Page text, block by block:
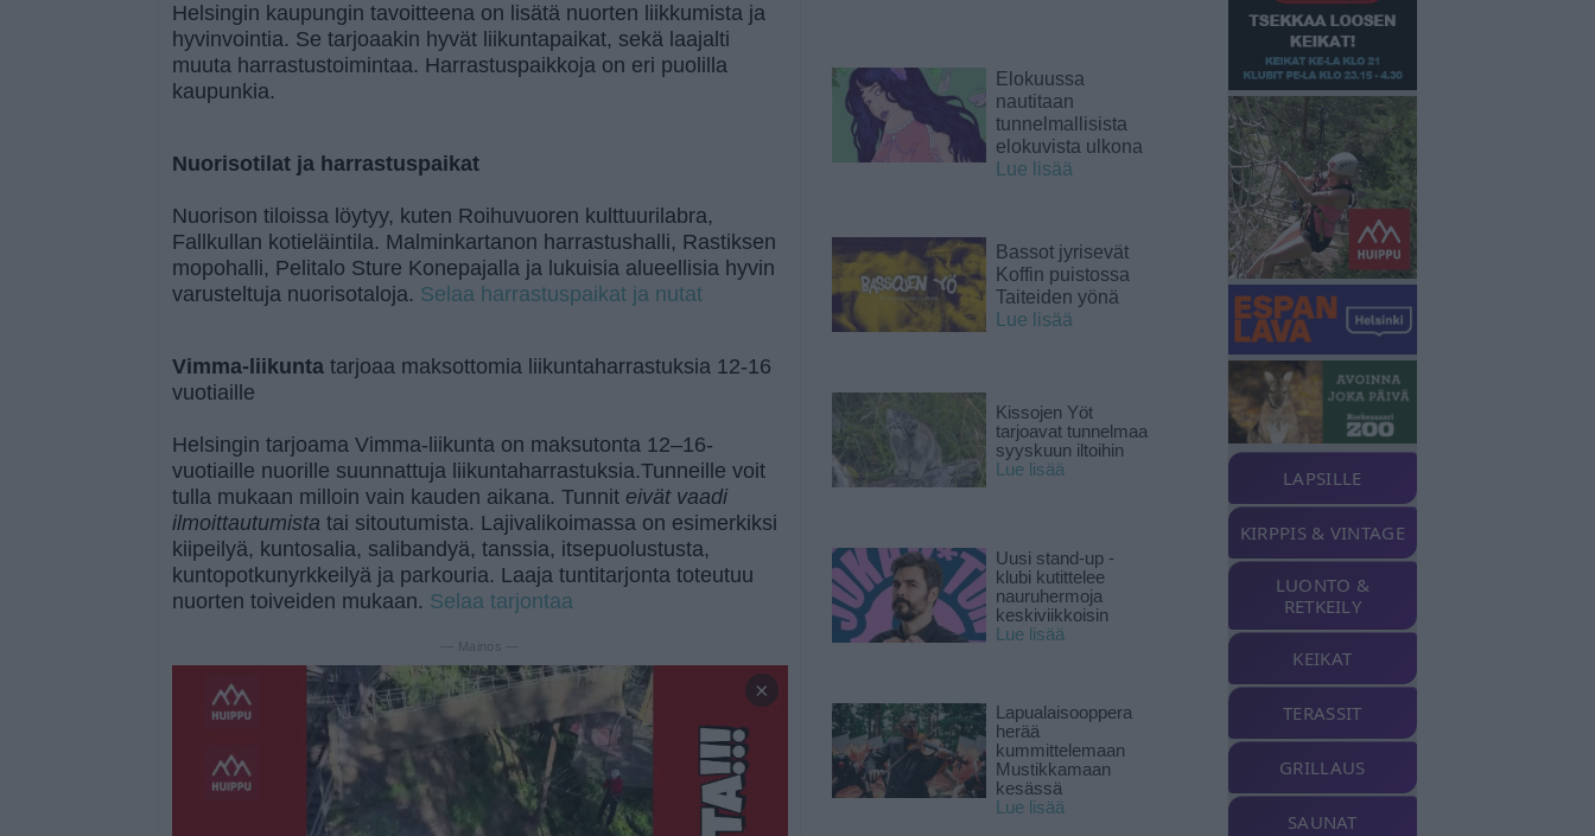
Helsingin kaupungin tavoitteena on lisätä nuorten liikkumista ja
hyvinvointia. Se tarjoaakin hyvät liikuntapaikat, sekä laajalti
muuta harrastustoimintaa. Harrastuspaikkoja on eri puolilla
kaupunkia.
Nuorisotilat ja harrastuspaikat
Nuorison tiloissa löytyy, kuten Roihuvuoren kulttuurilabra,
Fallkullan kotieläintila. Malminkartanon harrastushalli, Rastiksen
mopohalli, Pelitalo Sture Konepajalla ja lukuisia alueellisia hyvin
varusteltuja nuorisotaloja. Selaa harrastuspaikat ja nutat
Vimma-liikunta tarjoaa maksottomia liikuntaharrastuksia 12-16
vuotiaille
Helsingin tarjoama Vimma-liikunta on maksutonta 12–16-
vuotiaille nuorille suunnattuja liikuntaharrastuksia.Tunneille voit
tulla mukaan milloin vain kauden aikana. Tunnit eivät vaadi
ilmoittautumista tai sitoutumista. Lajivalikoimassa on esimerkiksi
kiipeilyä, kuntosalia, salibandyä, tanssia, itsepuolustusta,
kuntopotkunyrkkeilyä ja parkouria. Laaja tuntitarjonta toteutuu
nuorten toiveiden mukaan. Selaa tarjontaa
— Mainos —
×
Elokuussa
nautitaan
tunnelmallisista
elokuvista ulkona
Lue lisää
Bassot jyrisevät
Koffin puistossa
Taiteiden yönä
Lue lisää
Kissojen Yöt
tarjoavat tunnelmaa
syyskuun iltoihin
Lue lisää
Uusi stand-up -
klubi kutittelee
nauruhermoja
keskiviikkoisin
Lue lisää
Lapualaisooppera
herää
kummittelemaan
Mustikkamaan
kesässä
Lue lisää
LAPSILLE
KIRPPIS & VINTAGE
LUONTO &
RETKEILY
KEIKAT
TERASSIT
GRILLAUS
SAUNAT